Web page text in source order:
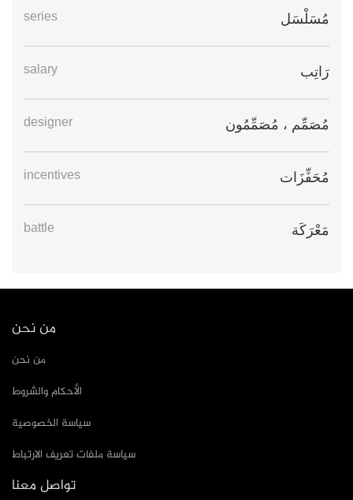
مُسَلْسَل series
رَاتِب salary
مُصَمِّم ، مُصَمِّمُون designer
مُحَفِّزَات incentives
مَعْرَكَة battle
من نحن
من نحن
الأحكام والشروط
سياسة الخصوصية
سياسة ملفات تعريف الارتباط
تواصل معنا